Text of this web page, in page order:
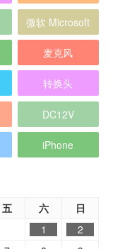
微软 Microsoft
麦克风
转换头
DC12V
iPhone
五 六
日
1
2